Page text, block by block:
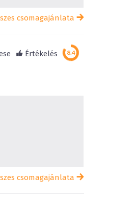
csomagajánlata
Értékelés
csomagajánlata